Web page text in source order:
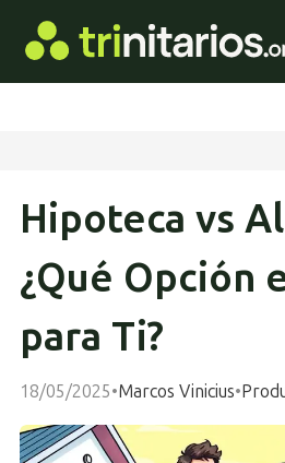
Hipoteca vs
¿Qué Opción
para Ti?
18/05/2025•Marcos Vinicius•